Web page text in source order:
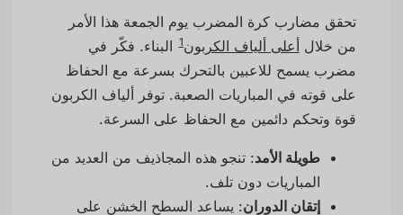
تحقق مضارب كرة المضرب يوم الجمعة هذا الأمر
من خلالأعلى ألياف الكربون1 البناء. فكّر في
مضرب يسمح للاعبين بالتحرك بسرعة مع الحفاظ
على قوته في المباريات الصعبة. توفر ألياف الكربون
قوة وتحكم دائمين مع الحفاظ على السرعة.
طويلة الأمد: تنجو هذه المجاذيف من العديد من
المباريات دون تلف.
إتقان الدوران: يساعد السطح الخشن على